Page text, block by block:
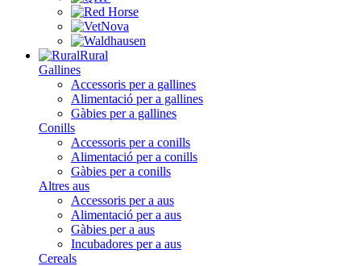
Rural
Gallines
Accessoris per a gallines
Alimentació per a gallines
Gàbies per a gallines
Conills
Accessoris per a conills
Alimentació per a conills
Gàbies per a conills
Altres aus
Accessoris per a aus
Alimentació per a aus
Gàbies per a aus
Incubadores per a aus
Cereals